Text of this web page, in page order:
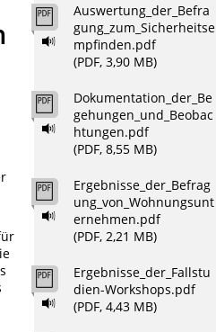
Auswertung_der_Befra
gung_zum_Sicherheitse
mpfinden.pdf
(PDF, 3,90 MB)
Dokumentation_der_Be
gehungen_und_Beobac
htungen.pdf
(PDF, 8,55 MB)
Ergebnisse_der_Befrag
ung_von_Wohnungsunt
ernehmen.pdf
(PDF, 2,21 MB)
Ergebnisse_der_Fallstu
dien-Workshops.pdf
(PDF, 4,43 MB)